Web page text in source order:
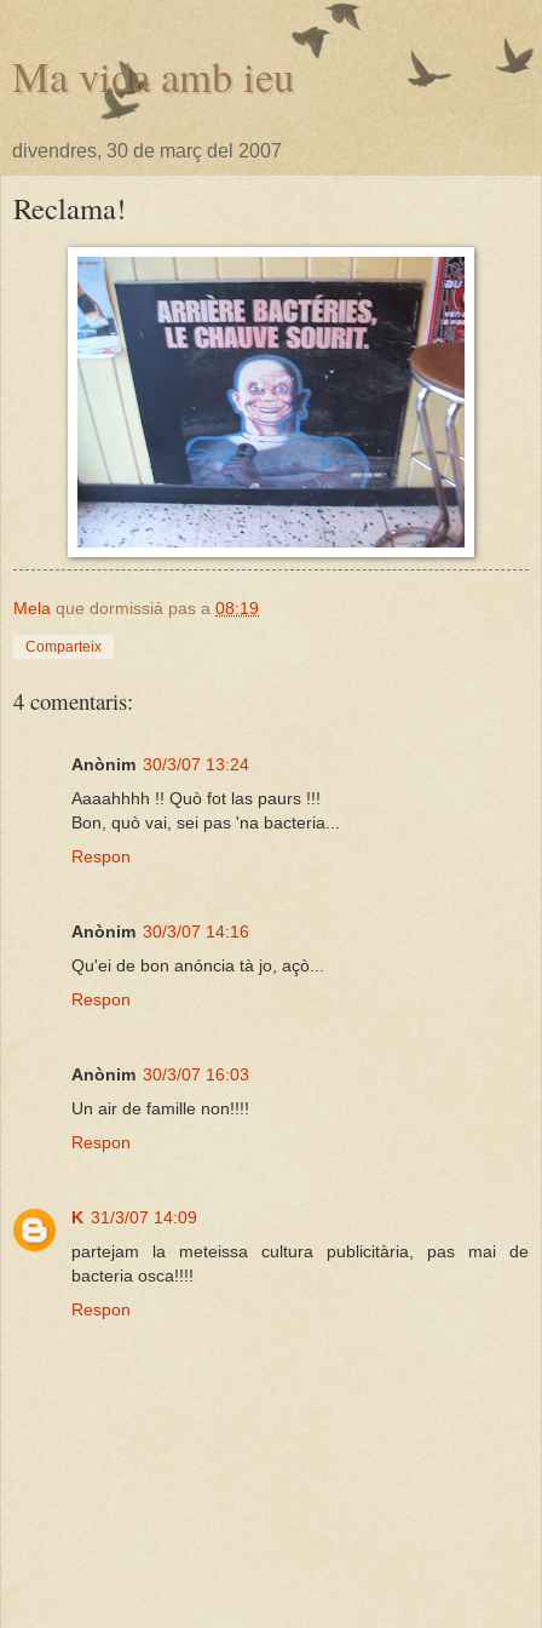
Ma vida amb ieu
divendres, 30 de març del 2007
Reclama!
Mela que dormissiá pas a 08:19
Comparteix
4 comentaris:
Anònim 30/3/07 13:24
Aaaahhhh !! Quò fot las paurs !!!
Bon, quò vai, sei pas 'na bacteria...
Respon
Anònim 30/3/07 14:16
Qu'ei de bon anóncia tà jo, açò...
Respon
Anònim 30/3/07 16:03
Un air de famille non!!!!
Respon
K 31/3/07 14:09
partejam la meteissa cultura publicitària, pas mai de
bacteria osca!!!!
Respon